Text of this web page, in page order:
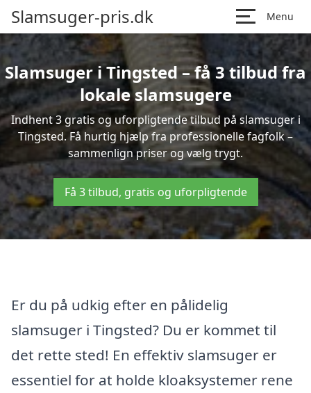
Slamsuger-pris.dk Menu
Slamsuger i Tingsted – få 3 tilbud fra
lokale slamsugere
Indhent 3 gratis og uforpligtende tilbud på slamsuger i
Tingsted. Få hurtig hjælp fra professionelle fagfolk –
sammenlign priser og vælg trygt.
Få 3 tilbud, gratis og uforpligtende
Er du på udkig efter en pålidelig
slamsuger i Tingsted? Du er kommet til
det rette sted! En effektiv slamsuger er
essentiel for at holde kloaksystemer rene